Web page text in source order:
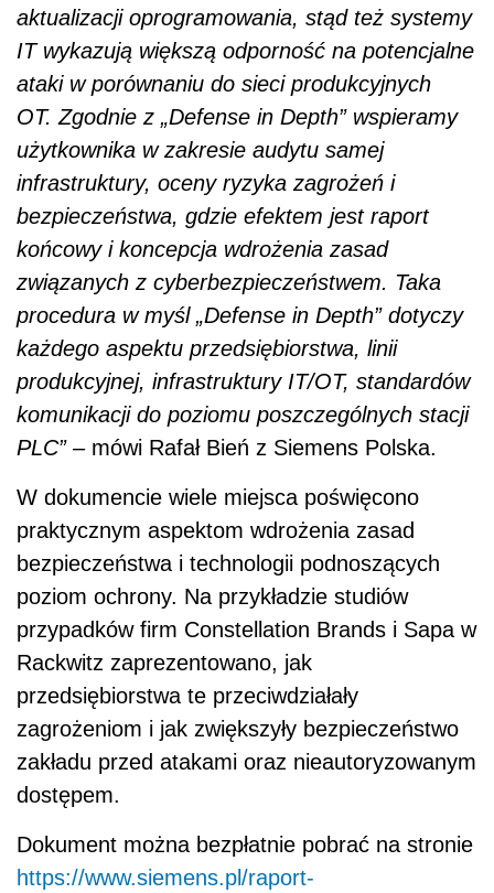
aktualizacji oprogramowania, stąd też systemy
IT wykazują większą odporność na potencjalne
ataki w porównaniu do sieci produkcyjnych
OT. Zgodnie z „Defense in Depth” wspieramy
użytkownika w zakresie audytu samej
infrastruktury, oceny ryzyka zagrożeń i
bezpieczeństwa, gdzie efektem jest raport
końcowy i koncepcja wdrożenia zasad
związanych z cyberbezpieczeństwem. Taka
procedura w myśl „Defense in Depth” dotyczy
każdego aspektu przedsiębiorstwa, linii
produkcyjnej, infrastruktury IT/OT, standardów
komunikacji do poziomu poszczególnych stacji
PLC” – mówi Rafał Bień z Siemens Polska.
W dokumencie wiele miejsca poświęcono
praktycznym aspektom wdrożenia zasad
bezpieczeństwa i technologii podnoszących
poziom ochrony. Na przykładzie studiów
przypadków firm Constellation Brands i Sapa w
Rackwitz zaprezentowano, jak
przedsiębiorstwa te przeciwdziałały
zagrożeniom i jak zwiększyły bezpieczeństwo
zakładu przed atakami oraz nieautoryzowanym
dostępem.
Dokument można bezpłatnie pobrać na stronie
https://www.siemens.pl/raport-